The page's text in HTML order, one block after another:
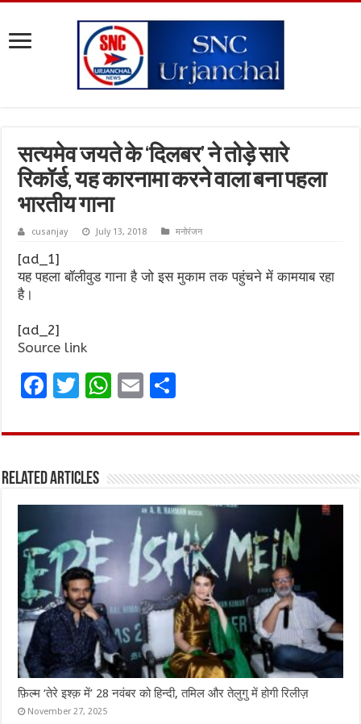
सत्यमेव जयते के ‘दिलबर’ ने तोड़े सारे
रिकॉर्ड, यह कारनामा करने वाला बना पहला
भारतीय गाना
cusanjay July 13, 2018 मनोरंजन
[ad_1]
यह पहला बॉलीवुड गाना है जो इस मुकाम तक पहुंचने में कामयाब रहा
है।
[ad_2]
Source link
F
ce
o
o
k
T
it
r
W
at
A
p
p
E
ai ar
Related Articles
फ़िल्म ‘तेरे इश्क़ में’ 28 नवंबर को हिन्दी, तमिल और तेलुगु में होगी रिलीज़
November 27, 2025